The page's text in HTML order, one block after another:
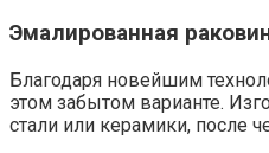
Эмалированная
Благодаря новейшим
этом забытом варианте.
стали или керамики, после